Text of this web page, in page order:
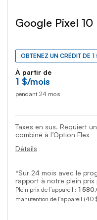
Google Pixel 10
OBTENEZ UN CRÉDIT DE
À partir de
1 $/mois
pendant 24 mois
Taxes en sus. Requiert
combiné à l’Option Flex
Détails
*Sur 24 mois avec le
rapport à notre plein prix
Plein prix de l’appareil : 1
manutention de l'appareil (40